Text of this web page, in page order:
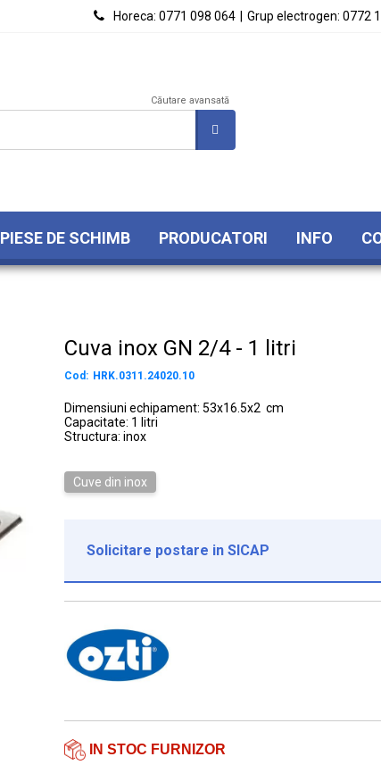
 Horeca: 0771 098 064 Grup electrogen: 0772
Căutare avansată
PIESE DE SCHIMB PRODUCATORI INFO
Cuva inox GN 2/4 - 1 litri
Cod: HRK.0311.24020.10
Dimensiuni echipament: 53x16.5x2 cm
Capacitate: 1 litri
Structura: inox
Cuve din inox
Solicitare postare in SICAP
Nume contact*
Telefon*
IN STOC FURNIZOR